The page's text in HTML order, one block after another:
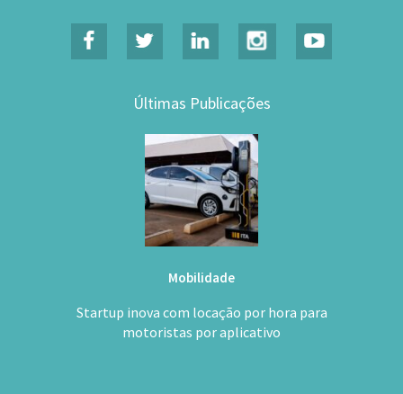
Últimas Publicações
Mobilidade
Startup inova com locação por hora para
motoristas por aplicativo